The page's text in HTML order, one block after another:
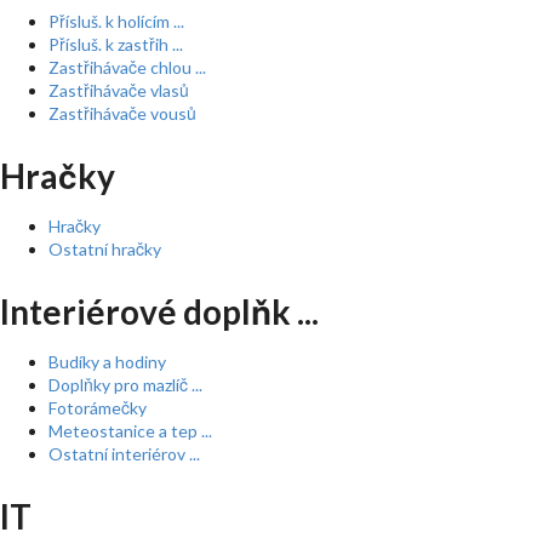
Přísluš. k holícím ...
Přísluš. k zastřih ...
Zastřihávače chlou ...
Zastřihávače vlasů
Zastřihávače vousů
Hračky
Hračky
Ostatní hračky
Interiérové doplňk ...
Budíky a hodiny
Doplňky pro mazlíč ...
Fotorámečky
Meteostanice a tep ...
Ostatní interiérov ...
IT